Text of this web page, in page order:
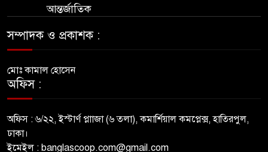
আন্তর্জাতিক
সম্পাদক ও প্রকাশক :
মোঃ কামাল হোসেন
অফিস :
অফিস : ৬/২২, ইস্টার্ণ প্লাাজা (৬ তলা), কমার্শিয়াল কমপ্লেক্স, হাতিরপুল,
ঢাকা।
ইমেইল : banglascoop.com@gmail.com